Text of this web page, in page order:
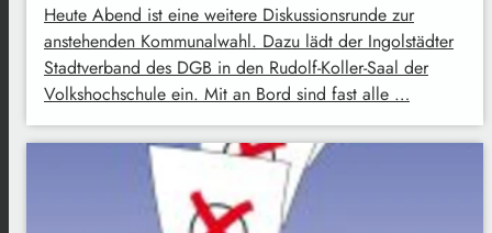
Heute Abend ist eine weitere Diskussionsrunde zur
anstehenden Kommunalwahl. Dazu lädt der Ingolstädter
Stadtverband des DGB in den Rudolf-Koller-Saal der
Volkshochschule ein. Mit an Bord sind fast alle …